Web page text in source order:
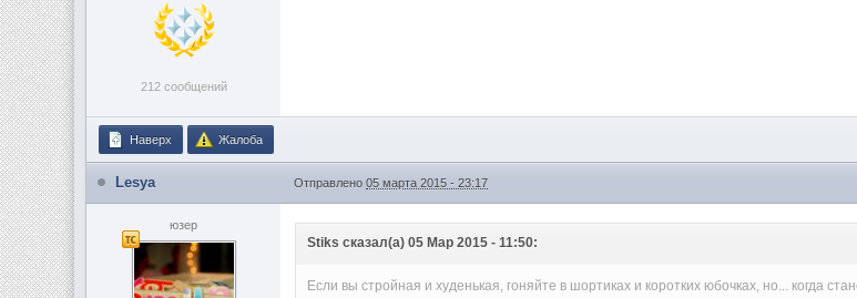
212 сообщений
Наверх Жалоба
Lesya Отправлено05 марта 2015 - 23:17
юзер
Stiks сказал(а) 05 Мар 2015 - 11:50:
Если вы стройная и худенькая, гоняйте в шортиках и коротких юбочках, но... когда